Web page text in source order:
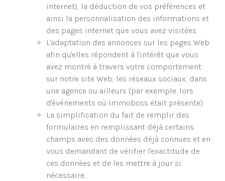
internet), la déduction de vos préférences et
ainsi la personnalisation des informations et
des pages internet que vous avez visitées.
L'adaptation des annonces sur les pages Web
afin qu'elles répondent à l'intérêt que vous
avez montré à travers votre comportement
sur notre site Web, les réseaux sociaux, dans
une agence ou ailleurs (par exemple. lors
d'événements où Immoboss était présente).
La simplification du fait de remplir des
formulaires en remplissant déjà certains
champs avec des données déjà connues et en
vous demandant de vérifier l'exactitude de
ces données et de les mettre à jour si
nécessaire.